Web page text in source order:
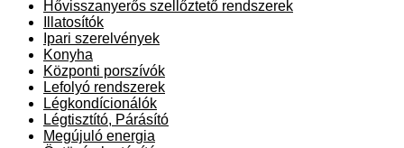
Hővisszanyerős szellőztető rendszerek
Illatosítók
Ipari szerelvények
Konyha
Központi porszívók
Lefolyó rendszerek
Légkondícionálók
Légtisztító, Párásító
Megújuló energia